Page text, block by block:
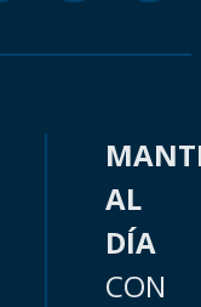
AL
DÍA
CON